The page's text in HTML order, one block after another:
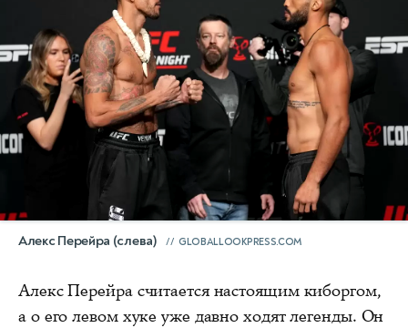
Алекс Перейра (слева) GLOBALLOOKPRESS.COM
Алекс Перейра считается настоящим киборгом,
а о его левом хуке уже давно ходят легенды. Он